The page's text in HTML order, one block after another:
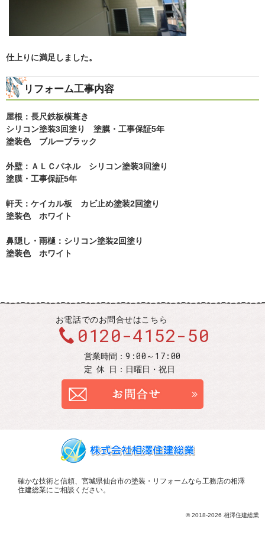
仕上りに満足しました。
リフォーム工事内容
屋根：長尺鉄板横葺き
シリコン塗装3回塗り 塗膜・工事保証5年
塗装色 ブルーブラック
外壁：ＡＬＣパネル シリコン塗装3回塗り
塗膜・工事保証5年
軒天：ケイカル板 カビ止め塗装2回塗り
塗装色 ホワイト
鼻隠し・雨樋：シリコン塗装2回塗り
塗装色 ホワイト
お電話でのお問合せはこちら
0120-4152-50
営業時間：9:00～17:00
定休 日： 日曜日・祝日
© 2018-2026 相澤住建総業
確かな技術と信頼、 宮城県仙台市の塗装・リフォームなら工務店の相澤
住建総業にご相談ください。